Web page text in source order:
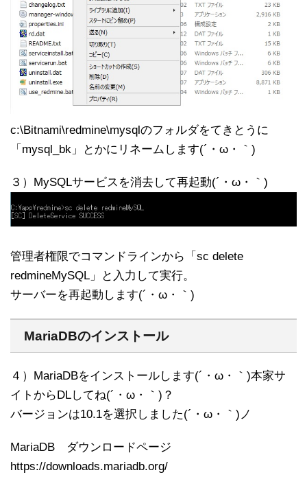
c:\Bitnami\redmine\mysqlのフォルダをてきとうに
「mysql_bk」とかにリネームします(´・ω・｀)
３）MySQLサービスを消去して再起動(´・ω・｀)
管理者権限でコマンドラインから「sc delete
redmineMySQL」と入力して実行。
サーバーを再起動します(´・ω・｀)
MariaDBのインストール
４）MariaDBをインストールします(´・ω・｀)本家サ
イトからDLしてね(´・ω・｀)？
バージョンは10.1を選択しました(´・ω・｀)ノ
MariaDB ダウンロードページ
https://downloads.mariadb.org/